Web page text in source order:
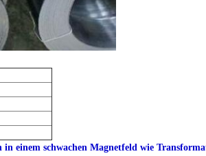
einem schwachen Magnetfeld wie